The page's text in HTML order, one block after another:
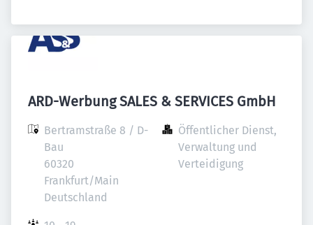
ARD-Werbung SALES & SERVICES GmbH
Bertramstraße 8 / D-
Bau
60320
Frankfurt/Main
Deutschland
Öffentlicher Dienst,
Verwaltung und
Verteidigung